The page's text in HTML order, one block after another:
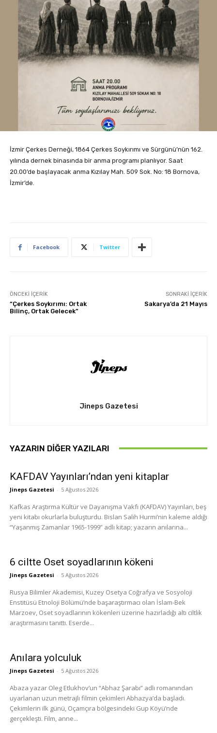
İzmir Çerkes Derneği, 1864 Çerkes Soykırımı ve Sürgünü’nün 162.
yılında dernek binasında bir anma programı planlıyor. Saat
20.00’de başlayacak anma Kızılay Mah. 509 Sok. No: 18 Bornova,
İzmir’de.
Facebook Twitter
ÖNCEKI İÇERIK
“Çerkes Soykırımı: Ortak
Bilinç, Ortak Gelecek”
SONRAKI İÇERIK
Sakarya’da 21 Mayıs
Jineps Gazetesi
YAZARIN DIĞER YAZILARI
KAFDAV Yayınları’ndan yeni kitaplar
Jineps Gazetesi - 5 Ağustos 2026
Kafkas Araştırma Kültür ve Dayanışma Vakfı (KAFDAV) Yayınları, beş
yeni kitabı okurlarla buluşturdu. Bislan Salih Hurmi’nin kaleme aldığı
“Yaşanmış Zamanlar 1965-1999” adlı kitap; yazarın anılarına...
6 ciltte Oset soyadlarının kökeni
Jineps Gazetesi - 5 Ağustos 2026
Rusya Bilimler Akademisi, Kuzey Osetya Coğrafya ve Sosyoloji
Enstitüsü Etnoloji Bölümü’nde başaraştırmacı olan İslam-Bek
Marzoev, Oset soyadlarının kökenleri üzerine hazırladığı altı ciltlik
araştırmasını tanıttı. Eserde...
Anılara yolculuk
Jineps Gazetesi - 5 Ağustos 2026
Abaza yazar Oleg Etlukhov’un “Abhaz Şarabı” adlı romanından
uyarlanan uzun metrajlı filmin çekimleri Abhazya’da başladı.
Çekimlerin ilk günü, Oçamçıra bölgesindeki Gup Köyü’nde
gerçekleşti. Film, anne...